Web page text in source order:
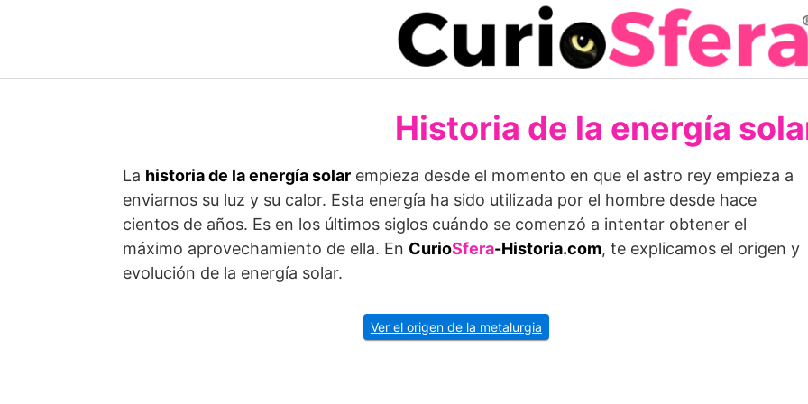
Historia de la energía
La historia de la energía solar empieza desde el momento en que el astro rey empieza a
enviarnos su luz y su calor. Esta energía ha sido utilizada por el hombre desde hace
cientos de años. Es en los últimos siglos cuándo se comenzó a intentar obtener el
máximo aprovechamiento de ella. En CurioSfera-Historia.com, te explicamos el origen y
evolución de la energía solar.
Ver el origen de la metalurgia